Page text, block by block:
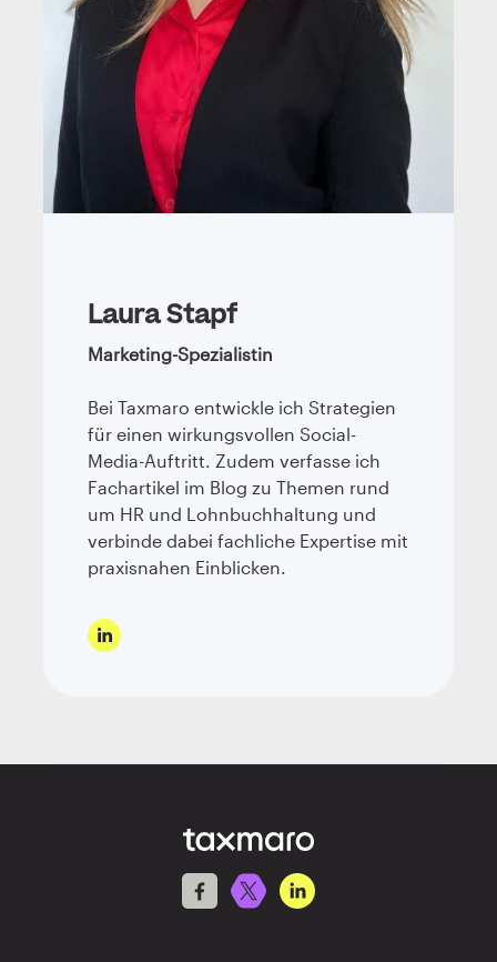
Laura Stapf
Marketing-Spezialistin
Bei Taxmaro entwickle ich Strategien
für einen wirkungsvollen Social-
Media-Auftritt. Zudem verfasse ich
Fachartikel im Blog zu Themen rund
um HR und Lohnbuchhaltung und
verbinde dabei fachliche Expertise mit
praxisnahen Einblicken.